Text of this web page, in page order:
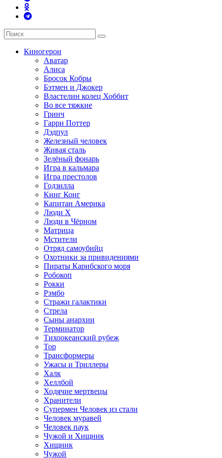
Киногерои
Аватар
Алиса
Бросок Кобры
Бэтмен и Джокер
Властелин колец Хоббит
Во все тяжкие
Гринч
Гарри Поттер
Дэдпул
Железный человек
Живая сталь
Зелёный фонарь
Игра в кальмара
Игра престолов
Годзилла
Кинг Конг
Капитан Америка
Люди X
Люди в Чёрном
Матрица
Мстители
Отряд самоубийц
Охотники за привидениями
Пираты Карибского моря
Робокоп
Рокки
Рэмбо
Стражи галактики
Стрела
Сыны анархии
Терминатор
Тихоокеанский рубеж
Тор
Трансформеры
Ужасы и Триллеры
Халк
Хеллбой
Ходячие мертвецы
Хранители
Супермен Человек из стали
Человек муравей
Человек паук
Чужой и Хищник
Хищник
Чужой